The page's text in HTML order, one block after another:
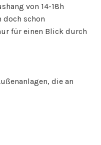
von 14-18h
doch schon
für einen Blick durch
die an